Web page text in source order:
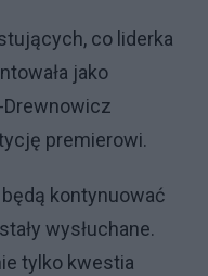
co liderka
jako
Drewnowicz
premierowi.
będą kontynuować
wysłuchane.
tylko kwestia